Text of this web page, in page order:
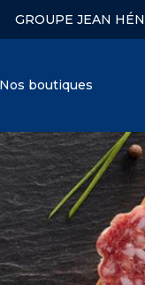
GROUPE JEAN
Nos boutiques